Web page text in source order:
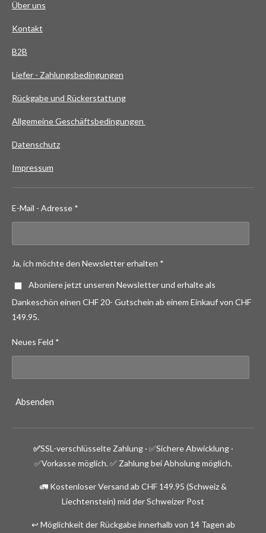
Über uns
Kontakt
B2B
Liefer - Zahlungsbedingungen
Rückgabe und Rückerstattung
Allgemeine Geschäftsbedingungen
Datenschutz
Impressum
E-Mail - Adresse *
Ja, ich möchte den Newsletter erhalten *
Aboniere jetzt unseren Newsletter und erhalte als
Dankeschön einen CHF 20- Gutschein ab einem Einkauf von CHF
149.95.
Neues Feld *
Absenden
✅SSL-verschlüsselte Zahlung · ✅Sichere Abwicklung ·
✅Vorkasse möglich. ✅ Zahlung bei Abholung möglich.
🚛 Kostenloser Versand ab CHF 149.95 (Schweiz &
Liechtenstein) mid der Schweizer Post
↩️ Möglichkeit der Rückgabe innerhalb von 14 Tagen ab